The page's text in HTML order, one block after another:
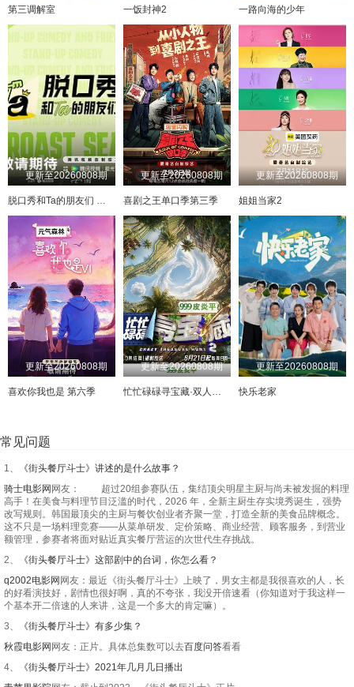
第三调解室 一饭封神2 一路向海的少年
更新至20260808期
脱口秀和Ta的朋友们 第三季
更新至20260808期
喜剧之王单口季第三季
更新至20260808期
姐姐当家2
更新至20260808期
喜欢你我也是 第六季
更新至20260808期
忙忙碌碌寻宝藏·双人成行季
更新至20260808期
快乐老家
常见问题
1、
《街头餐厅斗士》讲述的是什么故事？
骑士电影网网友： 超过20组参赛队伍，集结顶尖明星主厨与尚未被发掘的料理
高手！在美食与料理节目泛滥的时代，2026 年，全新主厨生存实境秀诞生，强势
改写规则。韩国最顶尖的主厨与餐饮创业者齐聚一堂，打造全新的美食品牌概念。
这不只是一场料理竞赛——从菜单研发、定价策略、商业经营、顾客服务，到营业
额管理，参赛者将面对贴近真实餐厅营运的次世代生存挑战。
2、
《街头餐厅斗士》这部剧中的台词，你怎么看？
q2002电影网网友：最近《街头餐厅斗士》上映了，男女主都是我很喜欢的人，长
的好看演技好，剧情也很好啊，真的不夸张，我没开倍速看（你知道对于我这样一
个基本开二倍速的人来讲，这是一个多大的肯定嘛）。
3、
《街头餐厅斗士》有多少集？
秋霞电影网网友：正片。具体总集数可以去百度问答看看
4、
《街头餐厅斗士》2021年几月几日播出